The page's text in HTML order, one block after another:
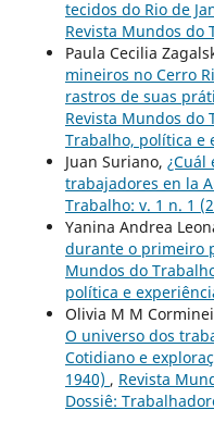
tecidos do Rio de
Revista Mundos do
Paula Cecilia
mineiros no Cerro
rastros de suas
Revista Mundos do
Trabalho, política e
Juan Suriano, ¿Cuál
trabajadores en la
Trabalho: v. 1 n. 1
Yanina Andrea
durante o primeiro
Mundos do
política e
Olivia M M
O universo dos
Cotidiano e
1940) , Revista
Dossiê: